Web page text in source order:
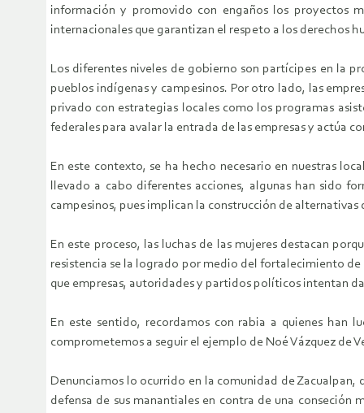
información y promovido con engaños los proyectos
internacionales que garantizan el respeto a los derechos
Los diferentes niveles de gobierno son partícipes en la
pueblos indígenas y campesinos. Por otro lado, las
privado con estrategias locales como los programas
federales para avalar la entrada de las empresas y actúa
En este contexto, se ha hecho necesario en nuestras
llevado a cabo diferentes acciones, algunas han sido
campesinos, pues implican la construcción de
En este proceso, las luchas de las mujeres destacan
resistencia se la logrado por medio del fortalecimiento de
que empresas, autoridades y partidos políticos intentan
En este sentido, recordamos con rabia a quienes han
comprometemos a seguir el ejemplo de Noé Vázquez de
Denunciamos lo ocurrido en la comunidad de Zacualpan,
defensa de sus manantiales en contra de una conseción